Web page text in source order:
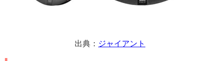
出典： ジャイアント